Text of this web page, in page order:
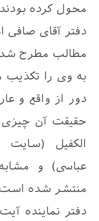
محول كرده
دفتر آقای صافی
مطالب مطرح
به وی را تكذيب
دور از واقع و
حقيقت آن
الکفیل
عباسی) و
منتشر شده
دفتر نماينده